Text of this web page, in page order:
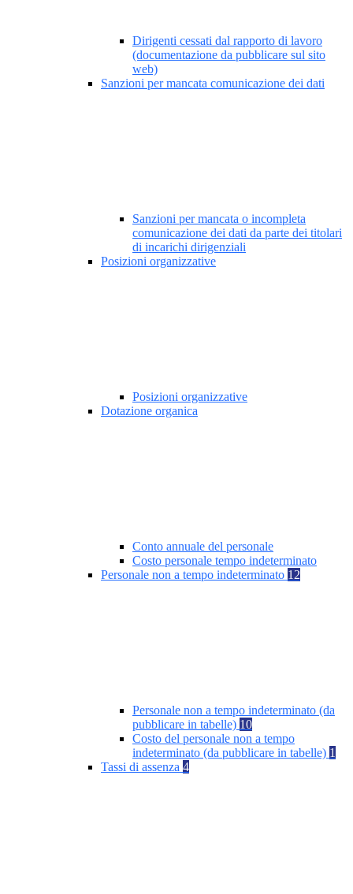
Dirigenti cessati dal rapporto di lavoro
(documentazione da pubblicare sul sito
web)
Sanzioni per mancata comunicazione dei dati
Sanzioni per mancata o incompleta
comunicazione dei dati da parte dei titolari
di incarichi dirigenziali
Posizioni organizzative
Posizioni organizzative
Dotazione organica
Conto annuale del personale
Costo personale tempo indeterminato
Personale non a tempo indeterminato 12
Personale non a tempo indeterminato (da
pubblicare in tabelle) 10
Costo del personale non a tempo
indeterminato (da pubblicare in tabelle) 1
Tassi di assenza 4